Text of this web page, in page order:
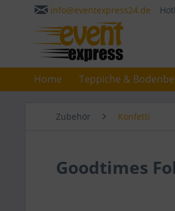
info@eventexpress24.de
Home Teppiche &
Zubehör Konfetti
Goodtimes